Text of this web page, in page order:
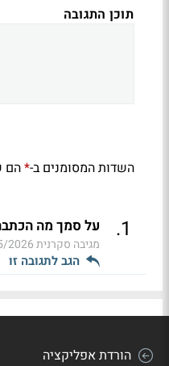
תוכן התגובה
השדות המסומנים ב-*הם
1
. על סמך מה
מגיבה סקרנית20:58
הגב לתגובה זו
הורדת אפליקציה